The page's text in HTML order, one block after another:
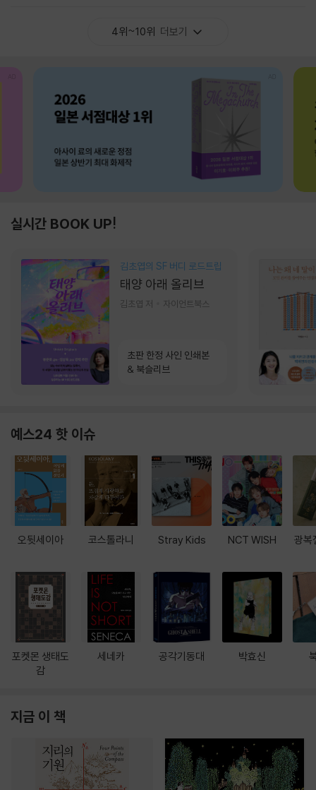
4위~10위 더보기
실시간 BOOK UP!
김초엽의 SF 버디 로드트립
태양 아래 올리브
김초엽 저 자이언트북스
초판 한정 사인 인쇄본
& 북슬리브
예스24 핫 이슈
오뒷세이아
포켓몬 생태도
감
코스톨라니
세네카
Stray Kids
공각기동대
NCT WISH
박효신
광복
지금 이 책